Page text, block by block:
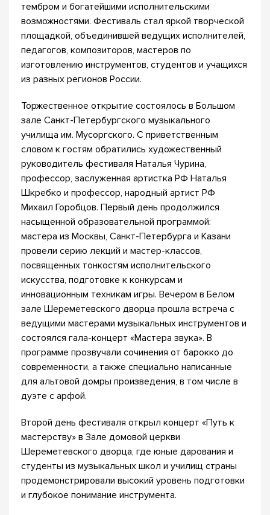
тембром и богатейшими исполнительскими
возможностями. Фестиваль стал яркой творческой
площадкой, объединившей ведущих исполнителей,
педагогов, композиторов, мастеров по
изготовлению инструментов, студентов и учащихся
из разных регионов России.
Торжественное открытие состоялось в Большом
зале Санкт-Петербургского музыкального
училища им. Мусоргского. С приветственным
словом к гостям обратились художественный
руководитель фестиваля Наталья Чурина,
профессор, заслуженная артистка РФ Наталья
Шкребко и профессор, народный артист РФ
Михаил Горобцов. Первый день продолжился
насыщенной образовательной программой:
мастера из Москвы, Санкт-Петербурга и Казани
провели серию лекций и мастер-классов,
посвященных тонкостям исполнительского
искусства, подготовке к конкурсам и
инновационным техникам игры. Вечером в Белом
зале Шереметевского дворца прошла встреча с
ведущими мастерами музыкальных инструментов и
состоялся гала-концерт «Мастера звука». В
программе прозвучали сочинения от барокко до
современности, а также специально написанные
для альтовой домры произведения, в том числе в
дуэте с арфой.
Второй день фестиваля открыл концерт «Путь к
мастерству» в Зале домовой церкви
Шереметевского дворца, где юные дарования и
студенты из музыкальных школ и училищ страны
продемонстрировали высокий уровень подготовки
и глубокое понимание инструмента.